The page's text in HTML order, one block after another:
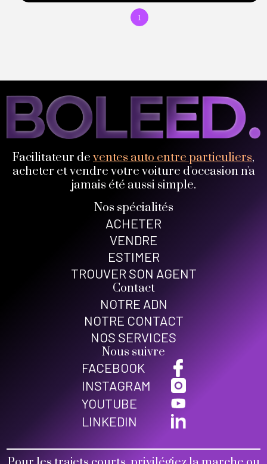
1
Facilitateur deventes auto entre particuliers,
acheter et vendre votre voiture d'occasion n'a
jamais été aussi simple.
Nos spécialités
ACHETER
VENDRE
ESTIMER
TROUVER SON AGENT
Contact
NOTRE ADN
NOTRE CONTACT
NOS SERVICES
Nous suivre
FACEBOOK
INSTAGRAM
YOUTUBE
LINKEDIN